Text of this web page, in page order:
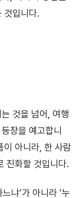
것입니다.
것을 넘어, 여행
장을 예고합니
이 아니라, 한 사람
진화할 것입니다.
냐’가 아니라 ‘누